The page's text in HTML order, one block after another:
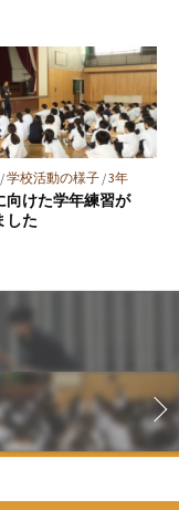
学校活動の様子/3年
向けた学年練習が
した